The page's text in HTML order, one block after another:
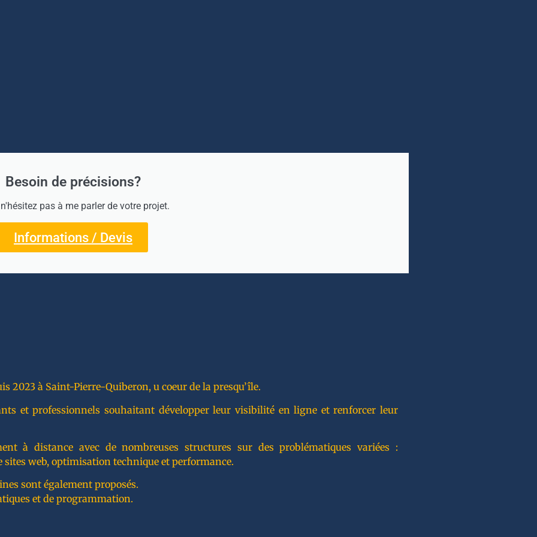
Besoin de précisions?
pas à me parler de votre projet.
Informations / Devis
2023 à Saint-Pierre-Quiberon, u coeur de la presqu’île.
et professionnels souhaitant développer leur visibilité en ligne et renforcer leur
à distance avec de nombreuses structures sur des problématiques variées :
web, optimisation technique et performance.
sont également proposés.
et de programmation.